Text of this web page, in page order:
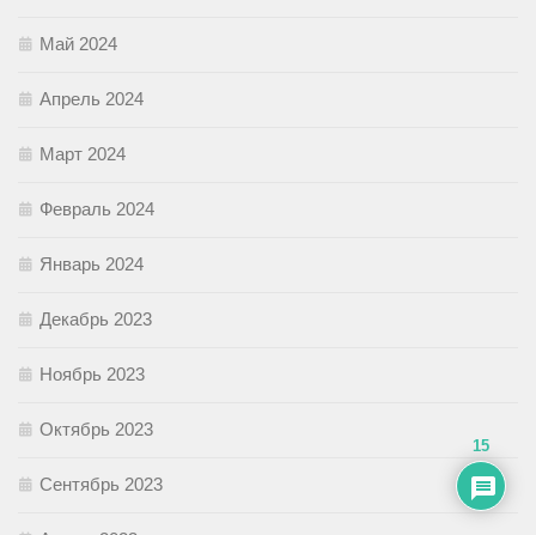
Май 2024
Апрель 2024
Март 2024
Февраль 2024
Январь 2024
Декабрь 2023
Ноябрь 2023
Октябрь 2023
Сентябрь 2023
15